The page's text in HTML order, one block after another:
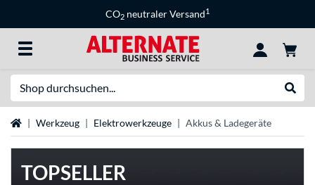
CO2 neutraler Versand1
StartseiteWerkzeug Elektrowerkzeuge Akkus & Ladegeräte
TOPSELLER